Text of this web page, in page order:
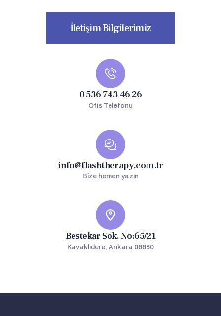
İletişim Bilgilerimiz
0 536 743 46 26
Ofis Telefonu
info@flashtherapy.com.tr
Bize hemen yazın
Bestekar Sok. No:65/21
Kavaklıdere, Ankara 06680